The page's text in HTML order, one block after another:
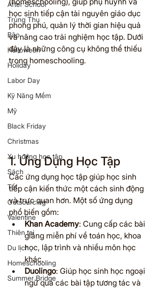
After School
Trung Thu
Bão
Halloween
Holiday
Labor Day
Kỹ Năng Mềm
Mỹ
Black Friday
Christmas
Xu hướng học tập
Sách
Tết
Outsourcing
Valentine
Thiên tai
Du lịch
Homeschooling
Summer Bridge
học sinh tiếp cận tài nguyên giáo dục
phong phú, quản lý thời gian hiệu quả
và nâng cao trải nghiệm học tập. Dưới
đây là những công cụ không thể thiếu
trong homeschooling.
1. Ứng Dụng Học Tập
Các ứng dụng học tập giúp học sinh
tiếp cận kiến thức một cách sinh động
và trực quan hơn. Một số ứng dụng
phổ biến gồm:
Khan Academy: Cung cấp các bài
giảng miễn phí về toán học, khoa
học, lập trình và nhiều môn học
khác.
Duolingo: Giúp học sinh học ngoại
ngữ qua các bài tập tương tác và